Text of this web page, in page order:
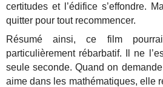
certitudes et l’édifice s’effondre.
quitter pour tout recommencer.
Résumé ainsi, ce film
particulièrement rébarbatif. Il ne
seule seconde. Quand on
aime dans les mathématiques, elle